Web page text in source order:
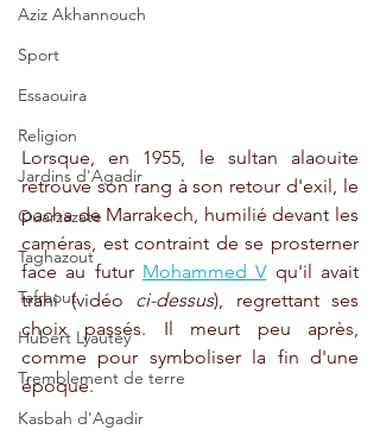
Aziz Akhannouch
Sport
Essaouira
Religion
Jardins d'Agadir
Ouarzazate
Taghazout
Tafraout
Hubert Lyautey
Tremblement de terre
Kasbah d'Agadir
Lorsque, en 1955, le sultan alaouite
retrouve son rang à son retour d'exil, le
pacha de Marrakech, humilié devant les
caméras, est contraint de se prosterner
face au futur Mohammed V qu'il avait
trahi (vidéo ci-dessus), regrettant ses
choix passés. Il meurt peu après,
comme pour symboliser la fin d'une
époque.